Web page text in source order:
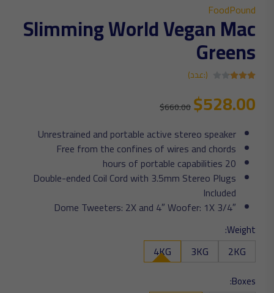
FoodPound
Slimming World Vegan Mac
Greens
(:عدد)
$528.00
$660.00
Unrestrained and portable active stereo speaker
Free from the confines of wires and chords
20 hours of portable capabilities
Double-ended Coil Cord with 3.5mm Stereo Plugs
Included
3/4″ Dome Tweeters: 2X and 4″ Woofer: 1X
Weight:
2KG
3KG
4KG
Boxes: